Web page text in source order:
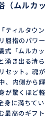
！また空港
動日を利
活用でき
（ムルカッ
ティルタウン
屈指のパワー
式「ムルカッ
湧き出る清ら
セット。魂が
、内側から輝
が驚くほど軽
身に満ちてい
最高のギフト